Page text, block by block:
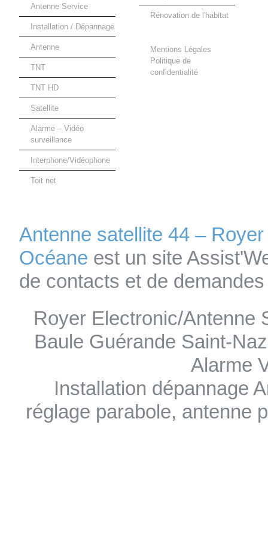
Antenne Service
Installation / Dépannage
Antenne
TNT
TNT HD
Satellite
Alarme – Vidéo
surveillance
Interphone/Vidéophone
Toit net
Rénovation de l'habitat
Mentions Légales
Politique de
confidentialité
Antenne satellite 44 –
Océane est un site
de contacts et de
Royer Electronic/Antenne
Baule Guérande Saint-
Alarme
Installation dépannage
réglage parabole, antenne